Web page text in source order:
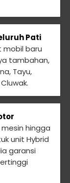
Pati
mobil baru
tambahan,
Tayu,
hingga
unit Hybrid
garansi